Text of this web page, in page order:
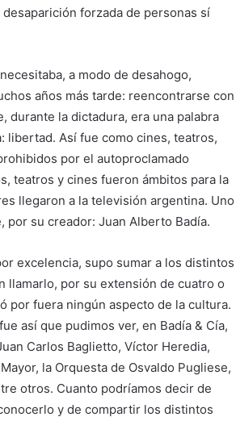
forzada de personas sí
a modo de desahogo,
años más tarde: reencontrarse con
durante la dictadura, era una palabra
libertad. Así fue como cines, teatros,
por el autoproclamado
teatros y cines fueron ámbitos para la
llegaron a la televisión argentina. Uno
por su creador: Juan Alberto Badía.
excelencia, supo sumar a los distintos
llamarlo, por su extensión de cuatro o
por fuera ningún aspecto de la cultura.
así que pudimos ver, en Badía & Cía,
Carlos Baglietto, Víctor Heredia,
la Orquesta de Osvaldo Pugliese,
otros. Cuanto podríamos decir de
y de compartir los distintos